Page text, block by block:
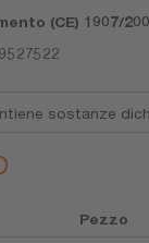
(CE) 1907/
sostanze
Pezzo